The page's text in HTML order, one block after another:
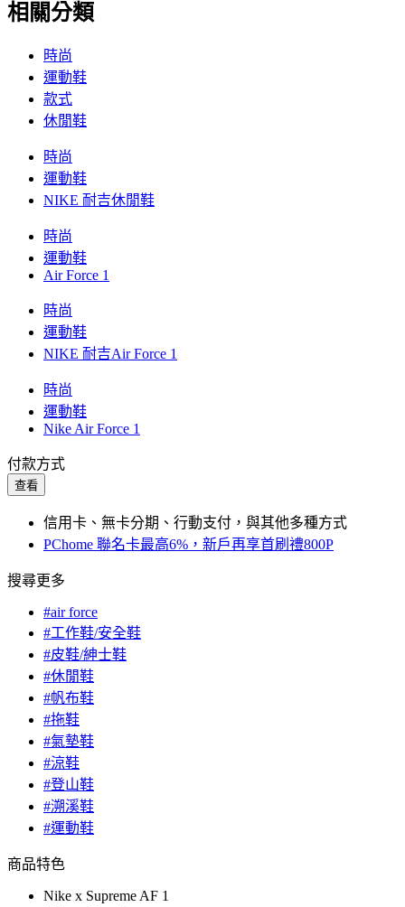
相關分類
時尚
運動鞋
款式
休閒鞋
時尚
運動鞋
NIKE 耐吉休閒鞋
時尚
運動鞋
Air Force 1
時尚
運動鞋
NIKE 耐吉Air Force 1
時尚
運動鞋
Nike Air Force 1
付款方式
查看
信用卡、無卡分期、行動支付，與其他多種方式
PChome 聯名卡最高6%，新戶再享首刷禮800P
搜尋更多
#air force
#工作鞋/安全鞋
#皮鞋/紳士鞋
#休閒鞋
#帆布鞋
#拖鞋
#氣墊鞋
#涼鞋
#登山鞋
#溯溪鞋
#運動鞋
商品特色
Nike x Supreme AF 1